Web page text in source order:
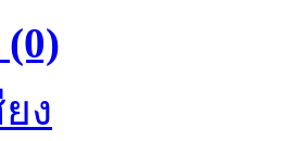
(0)
ง